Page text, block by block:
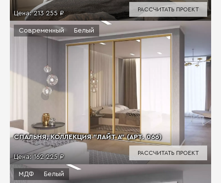
Цена:213 255 ₽
РАССЧИТАТЬ ПРОЕКТ
СПАЛЬНЯ, КОЛЛЕКЦИЯ "ЛАЙТ А" (АРТ. 066)
Цена:162 225 ₽
Современный Белый
РАССЧИТАТЬ ПРОЕКТ
МДФ Белый